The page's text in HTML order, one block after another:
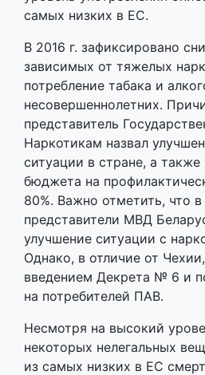
самых низких в ЕС.
В 2016 г. зафиксировано
зависимых от тяжелых
потребление табака и
несовершеннолетних.
представитель
Наркотикам назвал
ситуации в стране, а также
бюджета на
80%. Важно отметить, что в
представители МВД
улучшение ситуации с
Однако, в отличие от
введением Декрета № 6 и
на потребителей ПАВ.
Несмотря на высокий
некоторых нелегальных
из самых низких в ЕС